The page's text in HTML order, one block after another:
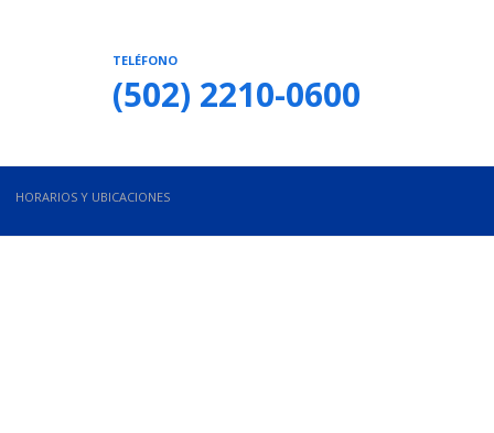
TELÉFONO
(502) 2210-0600
HORARIOS Y UBICACIONES